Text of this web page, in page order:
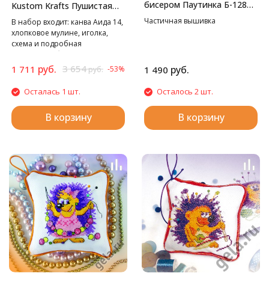
Kustom Krafts Пушистая
радость, 36х28 см
В набор входит: канва Аида 14,
хлопковое мулине, иголка,
схема и подробная
инструкция-буклет на русском
языке.
1 711 руб. 3 654руб. -53%
Осталась 1 шт.
В корзину
бисером Паутинка Б-1287
Розовый час, 38*28 см
Частичная вышивка
1 490 руб.
Осталось 2 шт.
В корзину